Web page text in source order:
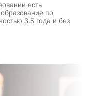
есть
по
3.5 года и без